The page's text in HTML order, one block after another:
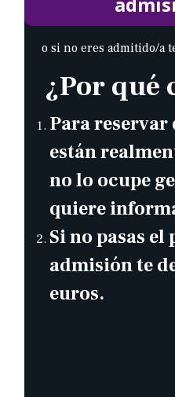
o si no eres admitido/a
¿Por qué
Para reservar
están
no lo ocupe
quiere
Si no pasas el
admisión te
euros.